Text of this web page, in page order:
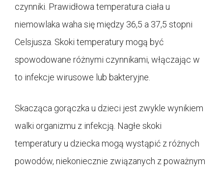
czynniki. Prawidłowa temperatura ciała u
niemowlaka waha się między 36,5 a 37,5 stopni
Celsjusza. Skoki temperatury mogą być
spowodowane różnymi czynnikami, włączając w
to infekcje wirusowe lub bakteryjne.
Skacząca gorączka u dzieci jest zwykle wynikiem
walki organizmu z infekcją. Nagłe skoki
temperatury u dziecka mogą wystąpić z różnych
powodów, niekoniecznie związanych z poważnym